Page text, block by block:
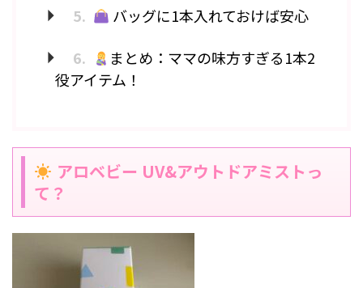
5.
バッグに1本入れておけば安心
6.
まとめ：ママの味方すぎる1本2
役アイテム！
アロベビー UV&アウトドアミストっ
て？